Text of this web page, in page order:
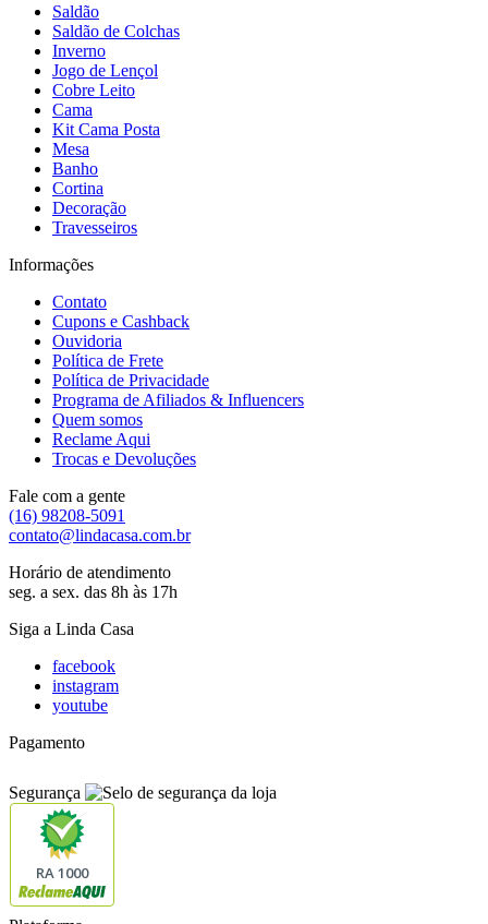
Saldão
Saldão de Colchas
Inverno
Jogo de Lençol
Cobre Leito
Cama
Kit Cama Posta
Mesa
Banho
Cortina
Decoração
Travesseiros
Informações
Contato
Cupons e Cashback
Ouvidoria
Política de Frete
Política de Privacidade
Programa de Afiliados & Influencers
Quem somos
Reclame Aqui
Trocas e Devoluções
Fale com a gente
(16) 98208-5091
contato@lindacasa.com.br
Horário de atendimento
seg. a sex. das 8h às 17h
Siga a Linda Casa
facebook
instagram
youtube
Pagamento
Segurança
RA 1000